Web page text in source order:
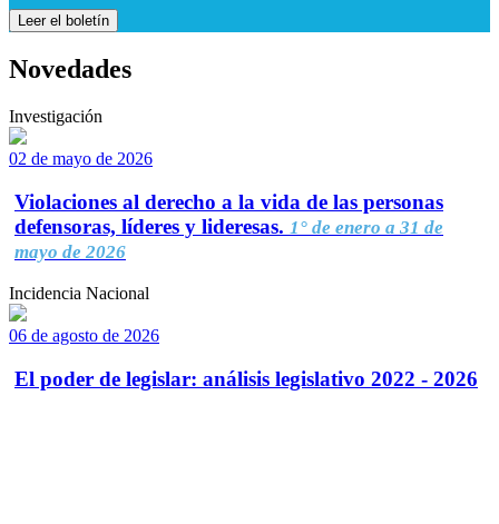
Leer el boletín
Novedades
Investigación
02 de mayo de 2026
Violaciones al derecho a la vida de las personas
defensoras, líderes y lideresas. 1° de enero a 31 de
mayo de 2026
Incidencia Nacional
06 de agosto de 2026
El poder de legislar: análisis legislativo 2022 - 2026